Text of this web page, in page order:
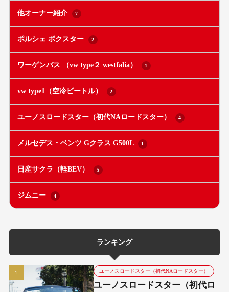
他オーナー紹介 7
ポルシェ ボクスター 2
ワーゲンバス （vw type２ westfalia） 1
vw type1（空冷ビートル） 2
ユーノスロードスター（初代NAロードスター） 4
メルセデス・ベンツ Gクラス G500L 1
日産サクラ（軽BEV） 5
ジムニー 4
ランキング
ユーノスロードスター（初代NAロードスター）
ユーノスロードスター（初代ロ